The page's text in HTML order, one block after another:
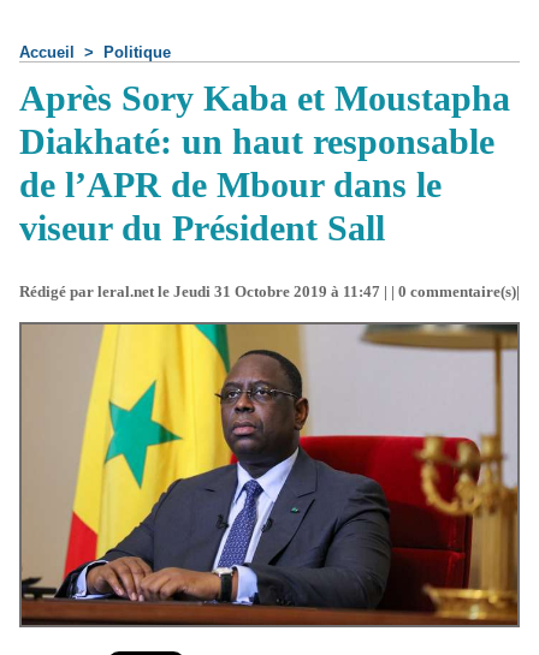
Accueil > Politique
Après Sory Kaba et Moustapha
Diakhaté: un haut responsable
de l’APR de Mbour dans le
viseur du Président Sall
Rédigé par leral.net le Jeudi 31 Octobre 2019 à 11:47 | | 0 commentaire(s)|